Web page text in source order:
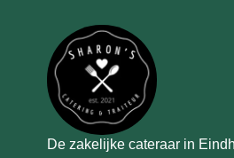
De zakelijke cateraar in